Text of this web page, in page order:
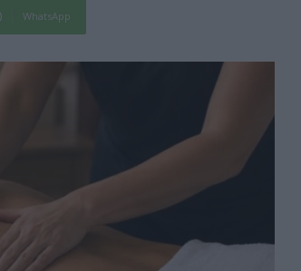
WhatsApp